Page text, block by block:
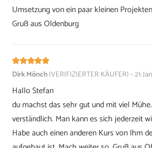
Umsetzung von ein paar kleinen
Gruß aus Oldenburg
Bewertet mit5von 5
Dirk Mönch(VERIFIZIERTER KÄUFER)–21.
Hallo Stefan
du machst das sehr gut und mit viel
verständlich. Man kann es sich jederzeit
Habe auch einen anderen Kurs von Ihm